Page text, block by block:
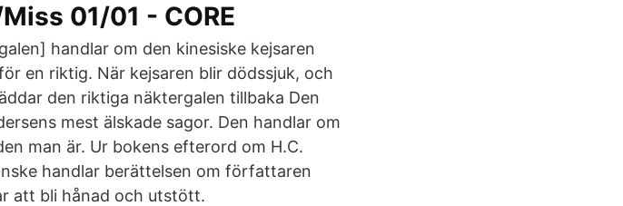
01/01 - CORE
handlar om den kinesiske kejsaren
en riktig. När kejsaren blir dödssjuk, och
den riktiga näktergalen tillbaka Den
mest älskade sagor. Den handlar om
man är. Ur bokens efterord om H.C.
handlar berättelsen om författaren
att bli hånad och utstött.